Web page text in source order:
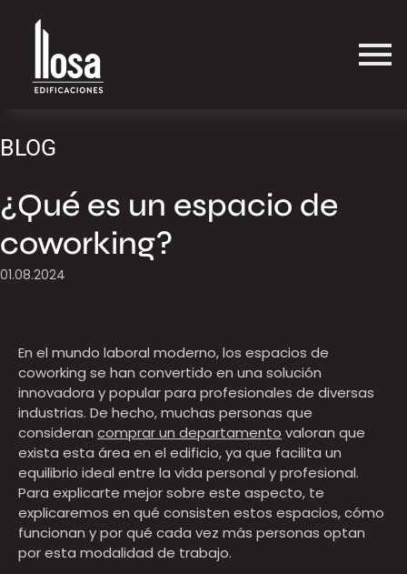
BLOG
¿Qué es un espacio de
coworking?
01.08.2024
En el mundo laboral moderno, los espacios de
coworking se han convertido en una solución
innovadora y popular para profesionales de diversas
industrias. De hecho, muchas personas que
consideran comprar un departamento valoran que
exista esta área en el edificio, ya que facilita un
equilibrio ideal entre la vida personal y profesional.
Para explicarte mejor sobre este aspecto, te
explicaremos en qué consisten estos espacios, cómo
funcionan y por qué cada vez más personas optan
por esta modalidad de trabajo.